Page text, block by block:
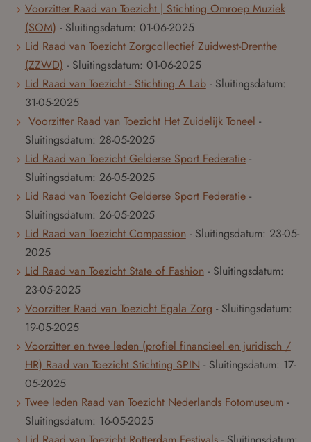
Voorzitter Raad van Toezicht | Stichting Omroep Muziek
(SOM) - Sluitingsdatum: 01-06-2025
Lid Raad van Toezicht Zorgcollectief Zuidwest-Drenthe
(ZZWD) - Sluitingsdatum: 01-06-2025
Lid Raad van Toezicht - Stichting A Lab - Sluitingsdatum:
31-05-2025
Voorzitter Raad van Toezicht Het Zuidelijk Toneel -
Sluitingsdatum: 28-05-2025
Lid Raad van Toezicht Gelderse Sport Federatie -
Sluitingsdatum: 26-05-2025
Lid Raad van Toezicht Gelderse Sport Federatie -
Sluitingsdatum: 26-05-2025
Lid Raad van Toezicht Compassion - Sluitingsdatum: 23-05-
2025
Lid Raad van Toezicht State of Fashion - Sluitingsdatum:
23-05-2025
Voorzitter Raad van Toezicht Egala Zorg - Sluitingsdatum:
19-05-2025
Voorzitter en twee leden (profiel financieel en juridisch /
HR) Raad van Toezicht Stichting SPIN - Sluitingsdatum: 17-
05-2025
Twee leden Raad van Toezicht Nederlands Fotomuseum -
Sluitingsdatum: 16-05-2025